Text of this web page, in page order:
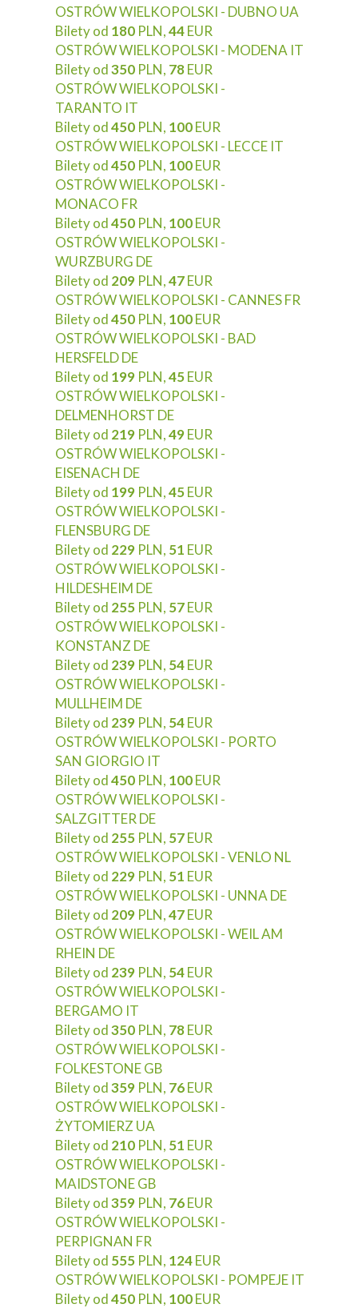
OSTRÓW WIELKOPOLSKI - DUBNO UA
Bilety od 180 PLN,44EUR
OSTRÓW WIELKOPOLSKI - MODENA IT
Bilety od350 PLN, 78EUR
OSTRÓW WIELKOPOLSKI -
TARANTO IT
Bilety od450 PLN, 100EUR
OSTRÓW WIELKOPOLSKI - LECCE IT
Bilety od450 PLN, 100EUR
OSTRÓW WIELKOPOLSKI -
MONACO FR
Bilety od450 PLN, 100EUR
OSTRÓW WIELKOPOLSKI -
WURZBURG DE
Bilety od 209 PLN,47EUR
OSTRÓW WIELKOPOLSKI - CANNES FR
Bilety od450 PLN, 100EUR
OSTRÓW WIELKOPOLSKI - BAD
HERSFELD DE
Bilety od 199 PLN,45EUR
OSTRÓW WIELKOPOLSKI -
DELMENHORST DE
Bilety od 219 PLN,49EUR
OSTRÓW WIELKOPOLSKI -
EISENACH DE
Bilety od 199 PLN,45EUR
OSTRÓW WIELKOPOLSKI -
FLENSBURG DE
Bilety od 229 PLN, 51 EUR
OSTRÓW WIELKOPOLSKI -
HILDESHEIM DE
Bilety od 255 PLN, 57EUR
OSTRÓW WIELKOPOLSKI -
KONSTANZ DE
Bilety od 239 PLN, 54EUR
OSTRÓW WIELKOPOLSKI -
MULLHEIM DE
Bilety od 239 PLN, 54EUR
OSTRÓW WIELKOPOLSKI - PORTO
SAN GIORGIO IT
Bilety od450 PLN, 100EUR
OSTRÓW WIELKOPOLSKI -
SALZGITTER DE
Bilety od 255 PLN, 57EUR
OSTRÓW WIELKOPOLSKI - VENLO NL
Bilety od 229 PLN, 51 EUR
OSTRÓW WIELKOPOLSKI - UNNA DE
Bilety od 209 PLN,47EUR
OSTRÓW WIELKOPOLSKI - WEIL AM
RHEIN DE
Bilety od 239 PLN, 54EUR
OSTRÓW WIELKOPOLSKI -
BERGAMO IT
Bilety od350 PLN, 78EUR
OSTRÓW WIELKOPOLSKI -
FOLKESTONE GB
Bilety od359 PLN, 76EUR
OSTRÓW WIELKOPOLSKI -
ŻYTOMIERZ UA
Bilety od 210 PLN, 51 EUR
OSTRÓW WIELKOPOLSKI -
MAIDSTONE GB
Bilety od359 PLN, 76EUR
OSTRÓW WIELKOPOLSKI -
PERPIGNAN FR
Bilety od 555 PLN, 124EUR
OSTRÓW WIELKOPOLSKI - POMPEJE IT
Bilety od450 PLN, 100EUR